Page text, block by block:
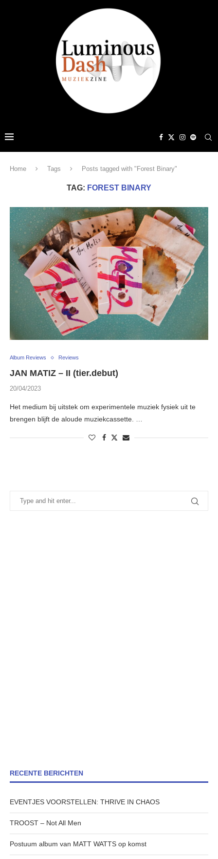
Home Tags Posts tagged with "Forest Binary"
TAG: FOREST BINARY
Album Reviews Reviews
JAN MATIZ – II (tier.debut)
20/04/2023
Het medium bij uitstek om experimentele muziek fysiek uit te
brengen blijft de aloude muziekcassette. …
RECENTE BERICHTEN
EVENTJES VOORSTELLEN: THRIVE IN CHAOS
TROOST – Not All Men
Postuum album van MATT WATTS op komst